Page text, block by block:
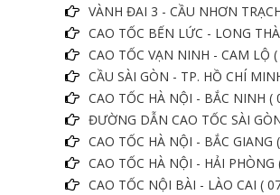
VÀNH ĐAI 3 - CẦU NHƠN
CAO TỐC BẾN LỨC - LONG
CAO TỐC VẠN NINH - CAM LỘ
CẦU SÀI GÒN - TP. HỒ CHÍ
CAO TỐC HÀ NỘI - BẮC NINH
ĐƯỜNG DẪN CAO TỐC SÀI
CAO TỐC HÀ NỘI - BẮC
CAO TỐC HÀ NỘI - HẢI
CAO TỐC NỘI BÀI - LÀO CAI (